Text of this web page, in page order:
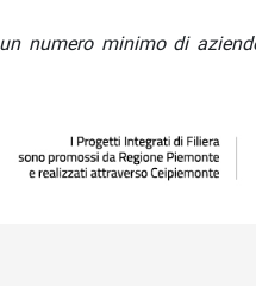
numero minimo di